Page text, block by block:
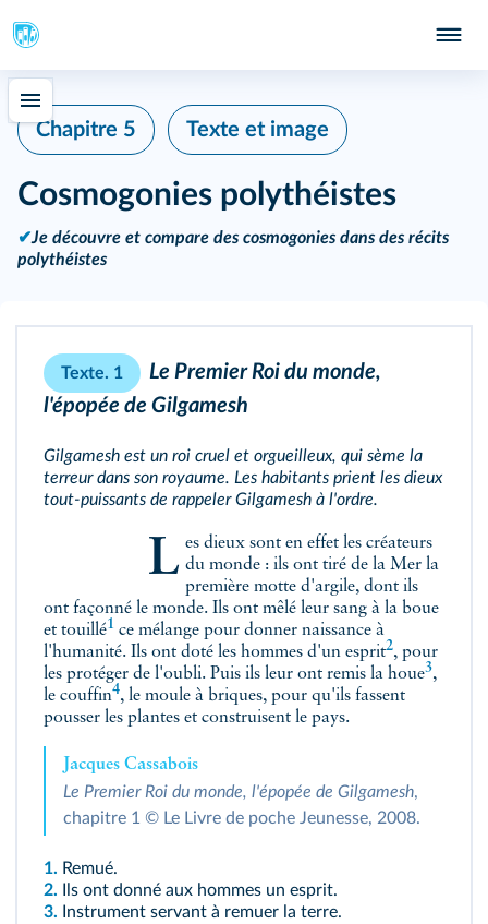
Chapitre 5 Texte et image
Cosmogonies polythéistes
✔Je découvre et compare des cosmogonies dans des récits
polythéistes
Texte. 1
Le Premier Roi du monde,
l'épopée de Gilgamesh
Gilgamesh est un roi cruel et orgueilleux, qui sème la
terreur dans son royaume. Les habitants prient les dieux
tout-puissants de rappeler Gilgamesh à l'ordre.
Les dieux sont en effet les créateurs du monde : ils ont tiré de la Mer la
première motte d'argile, dont ils
ont façonné le monde. Ils ont mêlé leur sang à la boue
et touillé1 ce mélange pour donner naissance à
l'humanité. Ils ont doté les hommes d'un esprit2, pour
les protéger de l'oubli. Puis ils leur ont remis la houe3,
le couffin4, le moule à briques, pour qu'ils fassent
pousser les plantes et construisent le pays.
Jacques Cassabois
Le Premier Roi du monde, l'épopée de Gilgamesh,
chapitre 1 © Le Livre de poche Jeunesse, 2008.
1. Remué.
2. Ils ont donné aux hommes un esprit.
3. Instrument servant à remuer la terre.